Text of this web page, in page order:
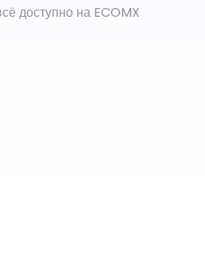
доступно на ECOMX